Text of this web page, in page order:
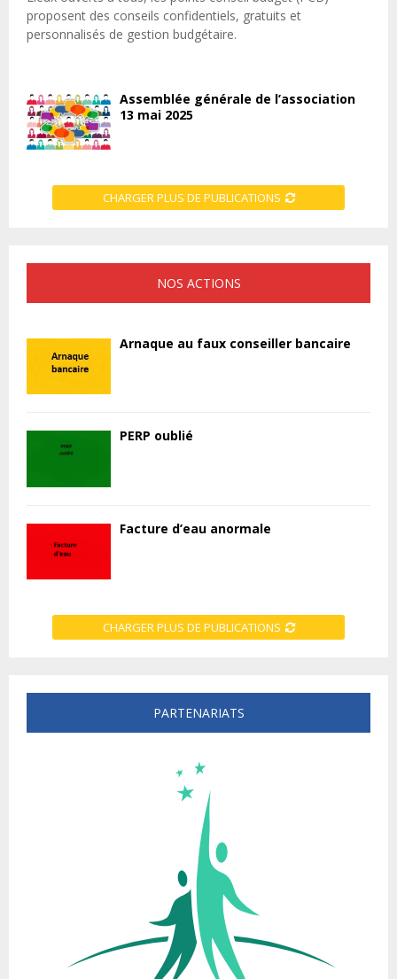
proposent des conseils confidentiels, gratuits et
personnalisés de gestion budgétaire.
Assemblée générale de l’association
13 mai 2025
CHARGER PLUS DE PUBLICATIONS
NOS ACTIONS
Arnaque au faux conseiller bancaire
PERP oublié
Facture d’eau anormale
CHARGER PLUS DE PUBLICATIONS
PARTENARIATS